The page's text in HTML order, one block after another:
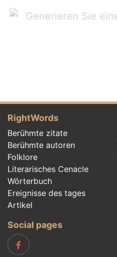
RightWords
Berühmte zitate
Berühmte autoren
Folklore
Literarisches Cenacle
Wörterbuch
Ereignisse des tages
Artikel
Social pages